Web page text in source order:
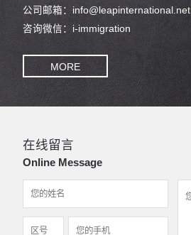
公司邮箱：info@leapinternational.net
咨询微信：i-immigration
MORE
在线留言
Online Message